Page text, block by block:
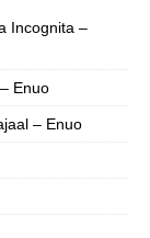
Incognita –
Enuo
– Enuo